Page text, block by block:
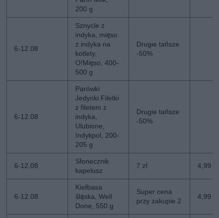
200 g
6-12.08
Sznycle z
indyka, mięso
z indyka na
kotlety,
O!Mięso, 400-
500 g
Drugie tańsze
-50%
6-12.08
Parówki
Jedynki Filetki
z filetem z
indyka,
Ulubione,
Indykpol, 200-
205 g
Drugie tańsze
-50%
6-12.08
Słonecznik
kapelusz
7 zł 4,99
6-12.08
Kiełbasa
śląska, Well
Done, 550 g
Super cena
przy zakupie 2
4,99